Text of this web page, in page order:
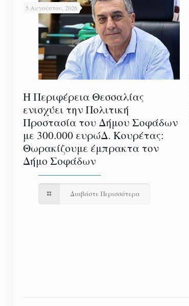
5 Αυγούστου, 2026
Η Περιφέρεια Θεσσαλίας
ενισχύει την Πολιτική
Προστασία του Δήμου Σοφάδων
με 300.000 ευρώΔ. Κουρέτας:
Θωρακίζουμε έμπρακτα τον
Δήμο Σοφάδων
Διαβάστε Περισσότερα